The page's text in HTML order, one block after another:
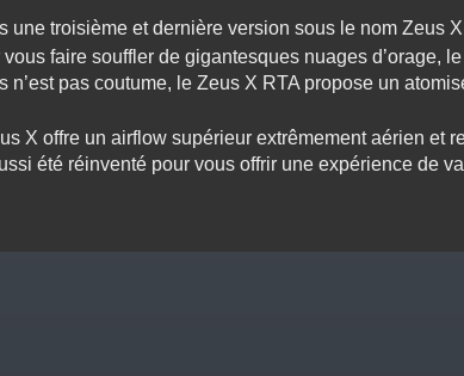
une troisième et dernière version sous le nom Zeus
faire souffler de gigantesques nuages d’orage,
pas coutume, le Zeus X RTA propose un
X offre un airflow supérieur extrêmement aérien et
été réinventé pour vous offrir une expérience de